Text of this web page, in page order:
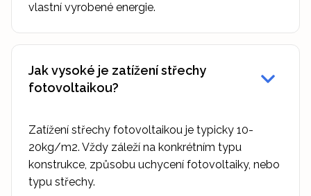
vlastní vyrobené energie.
Jak vysoké je zatížení střechy
fotovoltaikou?
Zatížení střechy fotovoltaikou je typicky 10-
20kg/m2. Vždy záleží na konkrétním typu
konstrukce, způsobu uchycení fotovoltaiky, nebo
typu střechy.